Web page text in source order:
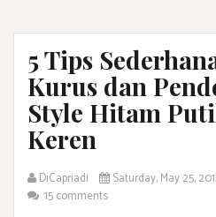
5 Tips
Kurus dan
Style Hitam
Keren
DiCapriadi Saturday, May 25,
15 comments